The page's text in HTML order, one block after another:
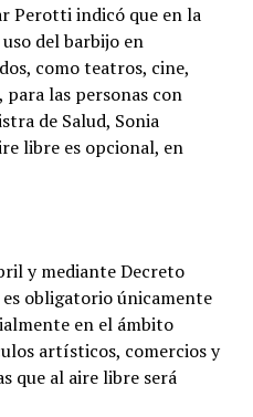
Perotti indicó que en la
del barbijo en
como teatros, cine,
las personas con
de Salud, Sonia
libre es opcional, en
y mediante Decreto
obligatorio únicamente
en el ámbito
artísticos, comercios y
que al aire libre será